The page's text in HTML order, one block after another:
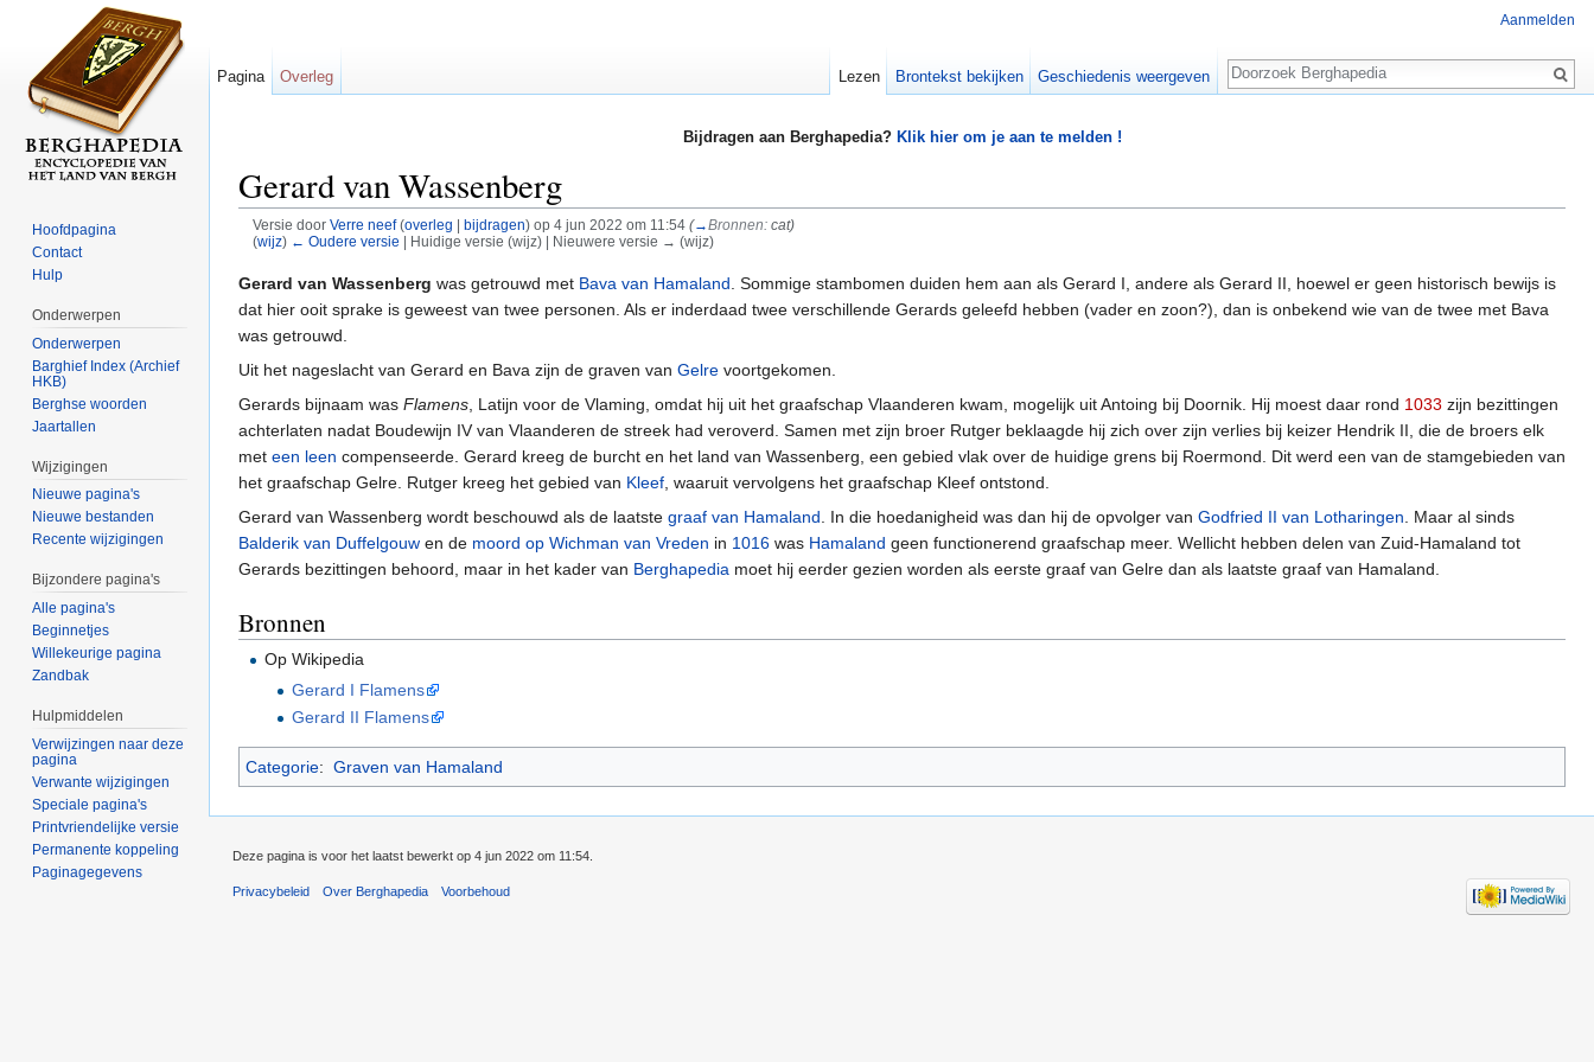
Bijdragen aan Berghapedia? Klik hier om je aan te melden !
Gerard van Wassenberg
Versie door Verre neef (overleg bijdragen)op 4 jun 2022 om 11:54 (→Bronnen: cat)
(wijz) ← Oudere versie | Huidige versie (wijz) | Nieuwere versie → (wijz)
Gerard van Wassenberg was getrouwd met Bava van Hamaland . Sommige stambomen duiden hem aan als Gerard I, andere als Gerard II, hoewel er geen historisch bewijs is
dat hier ooit sprake is geweest van twee personen. Als er inderdaad twee verschillende Gerards geleefd hebben (vader en zoon?), dan is onbekend wie van de twee met Bava
was getrouwd.
Uit het nageslacht van Gerard en Bava zijn de graven van Gelre voortgekomen.
Gerards bijnaam was Flamens , Latijn voor de Vlaming, omdat hij uit het graafschap Vlaanderen kwam, mogelijk uit Antoing bij Doornik. Hij moest daar rond 1033 zijn bezittingen
achterlaten nadat Boudewijn IV van Vlaanderen de streek had veroverd. Samen met zijn broer Rutger beklaagde hij zich over zijn verlies bij keizer Hendrik II, die de broers elk
met een leen compenseerde. Gerard kreeg de burcht en het land van Wassenberg, een gebied vlak over de huidige grens bij Roermond. Dit werd een van de stamgebieden van
het graafschap Gelre. Rutger kreeg het gebied van Kleef , waaruit vervolgens het graafschap Kleef ontstond.
Gerard van Wassenberg wordt beschouwd als de laatste graaf van Hamaland . In die hoedanigheid was dan hij de opvolger van Godfried II van Lotharingen . Maar al sinds
Balderik van Duffelgouw en de moord op Wichman van Vreden in 1016 was Hamaland geen functionerend graafschap meer. Wellicht hebben delen van Zuid-Hamaland tot
Gerards bezittingen behoord, maar in het kader van Berghapedia moet hij eerder gezien worden als eerste graaf van Gelre dan als laatste graaf van Hamaland.
Bronnen
Op Wikipedia
Gerard I Flamens
Gerard II Flamens
Categorie: Graven van Hamaland
Aanmelden
Pagina Overleg Lezen Brontekst bekijken Geschiedenis weergeven
Zoeken
Hoofdpagina
Contact
Hulp
Onderwerpen
Onderwerpen
Barghief Index (Archief
HKB)
Berghse woorden
Jaartallen
Wijzigingen
Nieuwe pagina's
Nieuwe bestanden
Recente wijzigingen
Bijzondere pagina's
Alle pagina's
Beginnetjes
Willekeurige pagina
Zandbak
Hulpmiddelen
Verwijzingen naar deze
pagina
Verwante wijzigingen
Speciale pagina's
Printvriendelijke versie
Permanente koppeling
Paginagegevens
Deze pagina is voor het laatst bewerkt op 4 jun 2022 om 11:54.
Privacybeleid Over Berghapedia Voorbehoud